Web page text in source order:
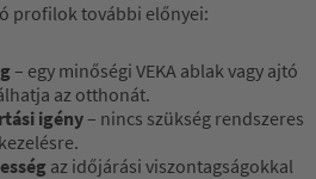
profilok további előnyei:
– egy minőségi VEKA ablak vagy ajtó
az otthonát.
igény– nincs szükség rendszeres
az időjárási viszontagságokkal